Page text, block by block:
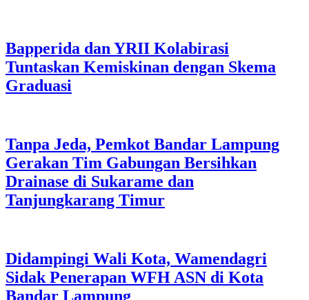
Bapperida dan YRII Kolabirasi
Tuntaskan Kemiskinan dengan Skema
Graduasi
Tanpa Jeda, Pemkot Bandar Lampung
Gerakan Tim Gabungan Bersihkan
Drainase di Sukarame dan
Tanjungkarang Timur
Didampingi Wali Kota, Wamendagri
Sidak Penerapan WFH ASN di Kota
Bandar Lampung